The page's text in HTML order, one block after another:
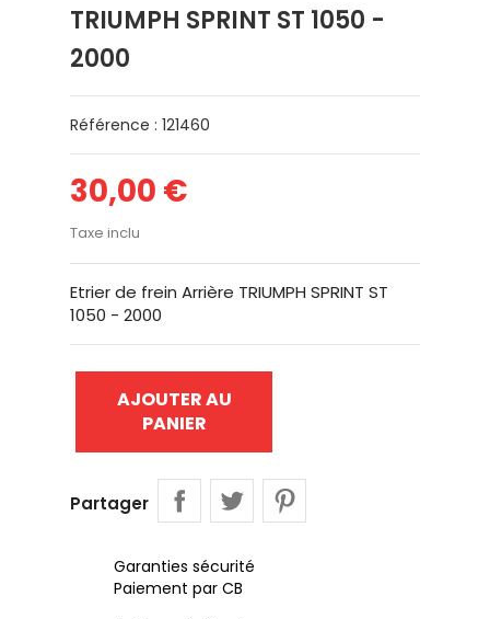
TRIUMPH SPRINT ST 1050 -
2000
Référence : 121460
30,00 €
Taxe inclu
Etrier de frein Arrière TRIUMPH SPRINT ST
1050 - 2000
AJOUTER AU
PANIER
Partager
Garanties sécurité
Paiement par CB